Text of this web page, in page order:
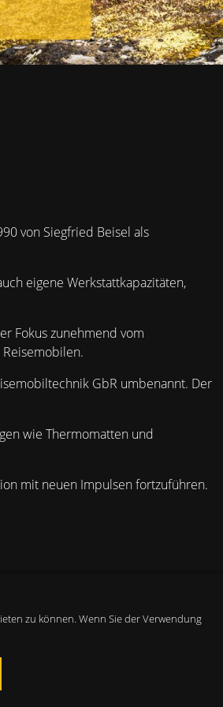
von Siegfried Beisel als
eigene Werkstattkapazitäten,
Fokus zunehmend vom
GbR umbenannt. Der
wie Thermomatten und
mit neuen Impulsen fortzuführen.
zu können. Wenn Sie der Verwendung